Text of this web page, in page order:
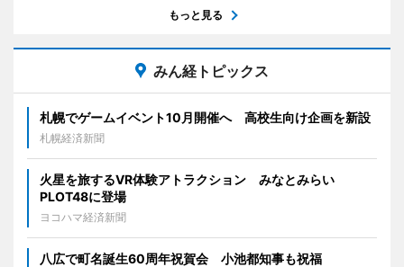
もっと見る
みん経トピックス
札幌でゲームイベント10月開催へ 高校生向け企画を新設
札幌経済新聞
火星を旅するVR体験アトラクション みなとみらい
PLOT48に登場
ヨコハマ経済新聞
八広で町名誕生60周年祝賀会 小池都知事も祝福